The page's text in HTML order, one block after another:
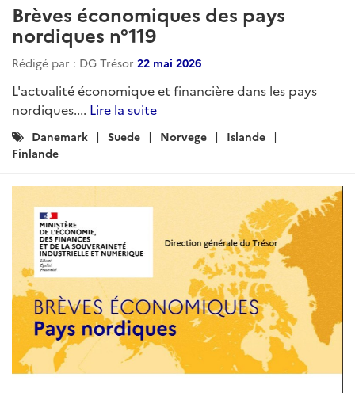
Brèves économiques des pays
nordiques n°119
Rédigé par : DG Trésor 22 mai 2026
L'actualité économique et financière dans les pays
nordiques.... Lire la suite
Catégories
:
Danemark Suede Norvege
Islande
Finlande